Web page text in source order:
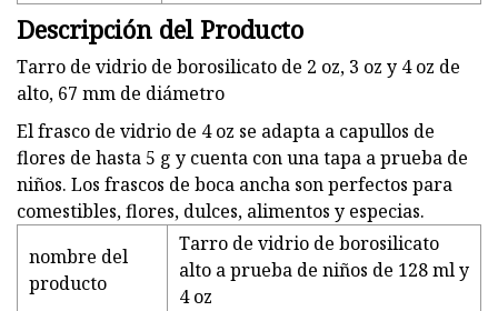
Descripción del Producto
Tarro de vidrio de borosilicato de 2 oz, 3 oz y 4 oz de
alto, 67 mm de diámetro
El frasco de vidrio de 4 oz se adapta a capullos de
flores de hasta 5 g y cuenta con una tapa a prueba de
niños. Los frascos de boca ancha son perfectos para
comestibles, flores, dulces, alimentos y especias.
nombre del
producto
Tarro de vidrio de borosilicato
alto a prueba de niños de 128 ml y
4 oz